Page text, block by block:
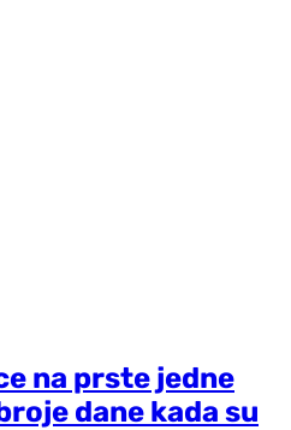
na prste jedne
dane kada su